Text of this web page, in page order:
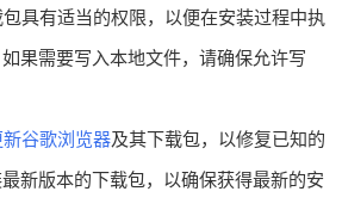
具有适当的权限，以便在安装过程中执
果需要写入本地文件，请确保允许写
新谷歌浏览器及其下载包，以修复已知的
新版本的下载包，以确保获得最新的安